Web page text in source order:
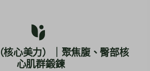
核心美力）｜聚焦腹、臀部核
心肌群鍛鍊